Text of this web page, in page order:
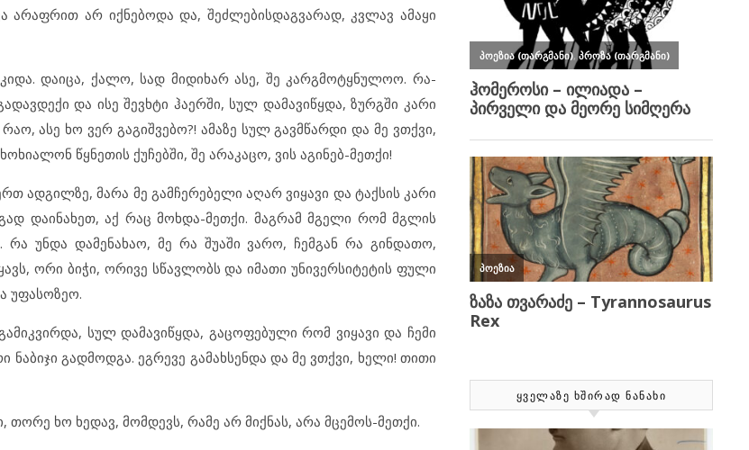
არაფრით არ იქნებოდა და, შეძლებისდაგვარად, კვლავ ამაყი
დაიცა, ქალო, სად მიდიხარ ასე, შე კარგმოტყნულოო. რა-
და ისე შევხტი ჰაერში, სულ დამავიწყდა, ზურგში კარი
ასე ხო ვერ გაგიშვებო?! ამაზე სულ გავმწარდი და მე ვთქვი,
წყნეთის ქუჩებში, შე არაკაცო, ვის აგინებ-მეთქი!
ადგილზე, მარა მე გამჩერებელი აღარ ვიყავი და ტაქსის კარი
დაინახეთ, აქ რაც მოხდა-მეთქი. მაგრამ მგელი რომ მგლის
რა უნდა დამენახაო, მე რა შუაში ვარო, ჩემგან რა გინდათო,
ორი ბიჭი, ორივე სწავლობს და იმათი უნივერსიტეტის ფული
უფასოზეო.
სულ დამავიწყდა, გაცოფებული რომ ვიყავი და ჩემი
ნაბიჯი გადმოდგა. ეგრევე გამახსენდა და მე ვთქვი, ხელი! თითი
ხო ხედავ, მომდევს, რამე არ მიქნას, არა მცემოს-მეთქი.
ᲧᲕᲔᲚᲐᲖᲔ ᲮᲨᲘᲠᲐᲓ ᲜᲐᲜᲐᲮᲘ